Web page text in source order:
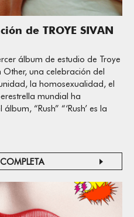
de TROYE SIVAN
álbum de estudio de Troye
Other, una celebración del
la homosexualidad, el
mundial ha
“Rush” “‘Rush’ es la